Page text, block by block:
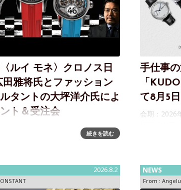
ルイ モネ〉クロノス日
雅将氏とファッション
タントの大坪洋介氏によ
ト＆受注会
日(火・祝) 午後3時～会場：日本橋
ォッチギャラリー / cal.BAR 2026年
続きを読む
手仕事
「
て8月5
会期：2026
伊勢丹新宿
2026.8.2 NEWS
From :